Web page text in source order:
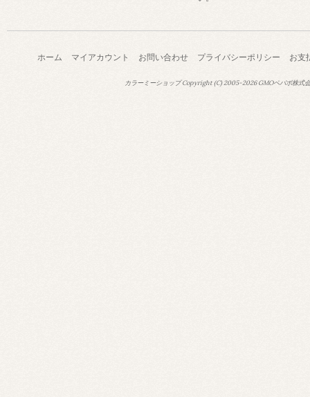
ホーム マイアカウント お問い合わせ プライバシーポリシー お支
カラーミーショップCopyright (C) 2005-2026GMOペパボ株式